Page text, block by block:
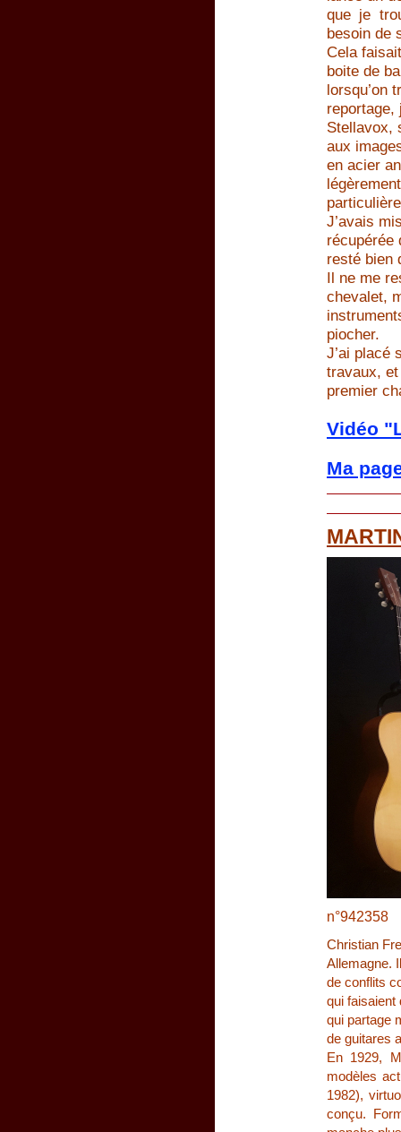
que je
besoin de
Cela
boite de
lorsqu’on
reportage,
Stellavox,
aux
en acier
J’avais
récupérée
resté bien
Il ne me
chevalet,
piocher.
J’ai placé
travaux, et
premier
Vidéo
Ma
n°942358
Christian
Allemagne.
de conflits
qui faisaient
qui partage
de guitares
En 1929,
modèles
1982),
conçu.